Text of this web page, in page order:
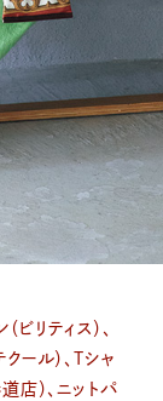
リティス）、
ール）、Tシャ
）、ニットパ